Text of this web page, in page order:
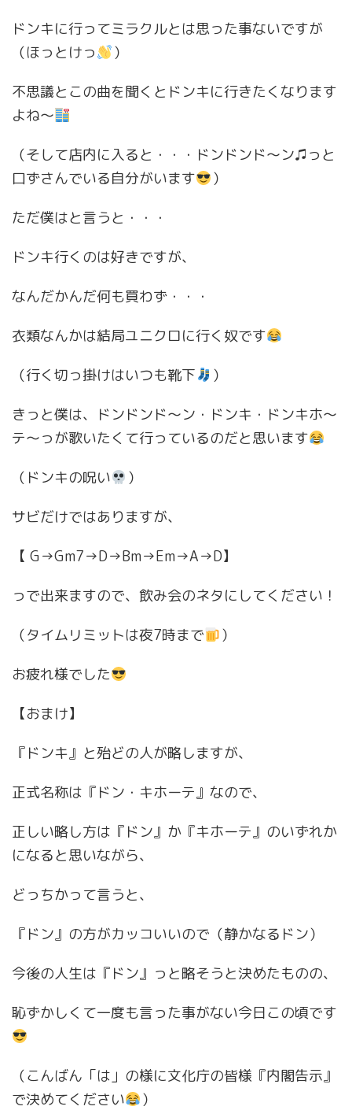
ドンキに行ってミラクルとは思った事ないですが
（ほっとけっ
）
不思議とこの曲を聞くとドンキに行きたくなります
よね〜
（そして店内に入ると・・・ドンドンド〜ン♫っと
口ずさんでいる自分がいます
）
ただ僕はと言うと・・・
ドンキ行くのは好きですが、
なんだかんだ何も買わず・・・
衣類なんかは結局ユニクロに行く奴です
（行く切っ掛けはいつも靴下
）
きっと僕は、ドンドンド〜ン・ドンキ・ドンキホ〜
テ〜っが歌いたくて行っているのだと思います
（ドンキの呪い
）
サビだけではありますが、
【 G→Gm7→D→Bm→Em→A→D】
っで出来ますので、飲み会のネタにしてください！
（タイムリミットは夜7時まで
）
お疲れ様でした
【おまけ】
『ドンキ』と殆どの人が略しますが、
正式名称は『ドン・キホーテ』なので、
正しい略し方は『ドン』か『キホーテ』のいずれか
になると思いながら、
どっちかって言うと、
『ドン』の方がカッコいいので（静かなるドン）
今後の人生は『ドン』っと略そうと決めたものの、
恥ずかしくて一度も言った事がない今日この頃です
（こんばん「は」の様に文化庁の皆様『内閣告示』
で決めてください
）